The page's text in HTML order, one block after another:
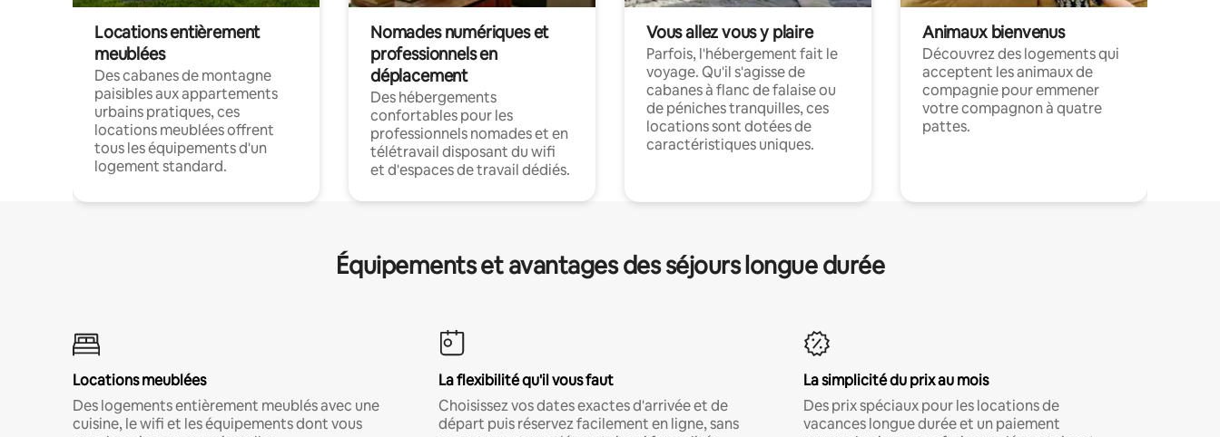
Locations entièrement
meublées
Des cabanes de montagne
paisibles aux appartements
urbains pratiques, ces
locations meublées offrent
tous les équipements d'un
logement standard.
Nomades numériques et
professionnels en
déplacement
Des hébergements
confortables pour les
professionnels nomades et en
télétravail disposant du wifi
et d'espaces de travail dédiés.
Vous allez vous y plaire
Parfois, l'hébergement fait le
voyage. Qu'il s'agisse de
cabanes à flanc de falaise ou
de péniches tranquilles, ces
locations sont dotées de
caractéristiques uniques.
Animaux bienvenus
Découvrez des logements qui
acceptent les animaux de
compagnie pour emmener
votre compagnon à quatre
pattes.
Équipements et avantages des séjours longue durée
Locations meublées
Des logements entièrement meublés avec une
cuisine, le wifi et les équipements dont vous
La flexibilité qu'il vous faut
Choisissez vos dates exactes d'arrivée et de
départ puis réservez facilement en ligne, sans
La simplicité du prix au mois
Des prix spéciaux pour les locations de
vacances longue durée et un paiement